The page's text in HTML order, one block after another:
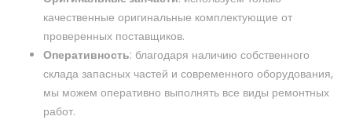
качественные оригинальные комплектующие от
проверенных поставщиков.
Оперативность: благодаря наличию собственного
склада запасных частей и современного оборудования,
мы можем оперативно выполнять все виды ремонтных
работ.